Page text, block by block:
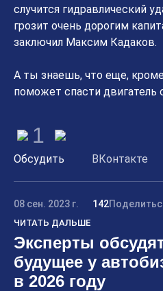
случится гидравлический
грозит очень дорогим
заключил Максим Кадаков.
А ты знаешь, что еще,
поможет спасти двигатель
1
Обсудить ВКонтакте
08 сен. 2023 г. 142
ЧИТАТЬ ДАЛЬШЕ
Эксперты
будущее у
в 2026 году